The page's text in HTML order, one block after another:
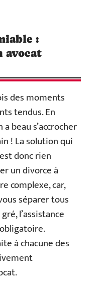
:
avocat
des moments
tendus. En
beau s’accrocher
! La solution qui
donc rien
un divorce à
complexe, car,
séparer tous
l’assistance
à chacune des